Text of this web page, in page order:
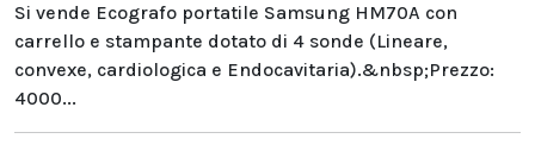
Si vende Ecografo portatile Samsung HM70A con
carrello e stampante dotato di 4 sonde (Lineare,
convexe, cardiologica e Endocavitaria).&nbsp;Prezzo:
4000...